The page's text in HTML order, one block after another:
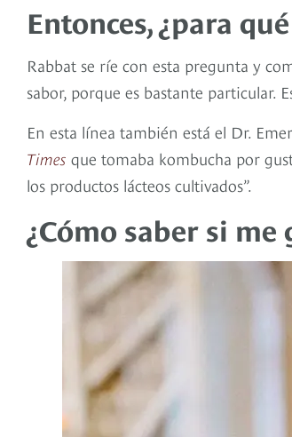
Entonces, ¿para
Rabbat se ríe con esta pregunta y
sabor, porque es bastante particular.
En esta línea también está el Dr.
Times que tomaba kombucha por
los productos lácteos cultivados”.
¿Cómo saber si me